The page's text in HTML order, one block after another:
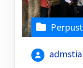
admstia